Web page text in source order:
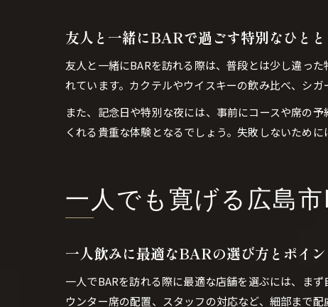
友人と一緒にBARで過ごす特別なひとと
友人と一緒にBARを訪れる際は、普段とは少し違っ
れています。カクテルやウイスキーの飲み比べ、シ
また、記念日や特別な夜には、事前にコースや席の
くれる貴重な体験となるでしょう。失敗しないため
一人でも寛げる広島
一人飲みに最適なBARの選び方とポイン
一人でBARを訪れる際に最適な店舗を選ぶには、ま
ウンター席の配置、スタッフの対応など、細部まで